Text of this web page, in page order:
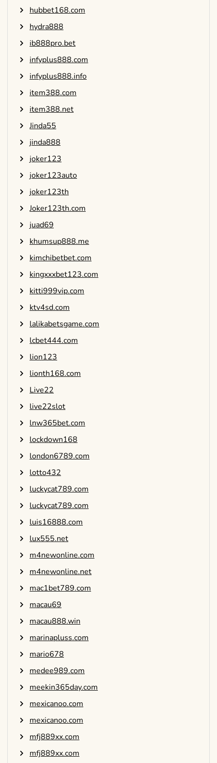
hubbet168.com
hydra888
ib888pro.bet
infyplus888.com
infyplus888.info
item388.com
item388.net
Jinda55
jinda888
joker123
joker123auto
joker123th
Joker123th.com
juad69
khumsup888.me
kimchibetbet.com
kingxxxbet123.com
kitti999vip.com
ktv4sd.com
lalikabetsgame.com
lcbet444.com
lion123
lionth168.com
Live22
live22slot
lnw365bet.com
lockdown168
london6789.com
lotto432
luckycat789.com
luckycat789.com
luis16888.com
lux555.net
m4newonline.com
m4newonline.net
mac1bet789.com
macau69
macau888.win
marinapluss.com
mario678
medee989.com
meekin365day.com
mexicanoo.com
mexicanoo.com
mfj889xx.com
mfj889xx.com